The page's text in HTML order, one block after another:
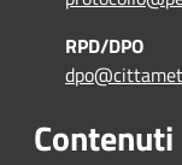
RPD/DPO
Contenuti